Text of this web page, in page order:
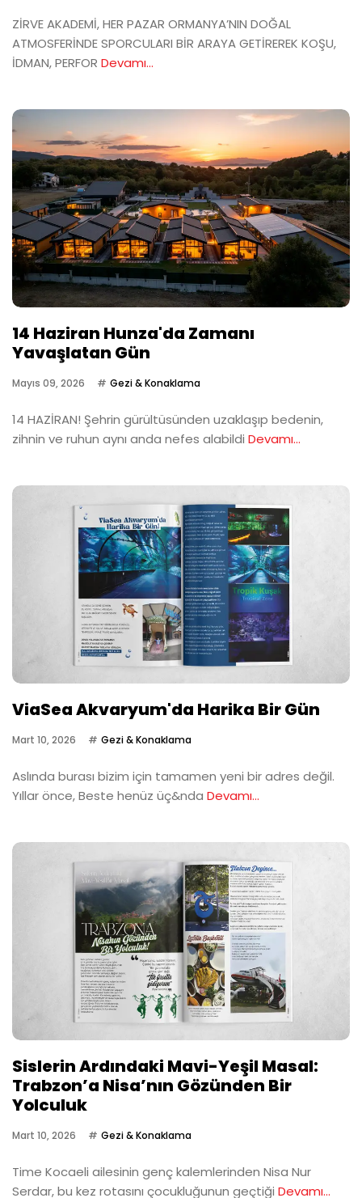
ZİRVE AKADEMİ, HER PAZAR ORMANYA’NIN DOĞAL
ATMOSFERİNDE SPORCULARI BİR ARAYA GETİREREK KOŞU,
İDMAN, PERFOR Devamı...
14 Haziran Hunza'da Zamanı
Yavaşlatan Gün
Mayıs 09, 2026 Gezi & Konaklama
14 HAZİRAN! Şehrin gürültüsünden uzaklaşıp bedenin,
zihnin ve ruhun aynı anda nefes alabildi Devamı...
ViaSea Akvaryum'da Harika Bir Gün
Mart 10, 2026 Gezi & Konaklama
Aslında burası bizim için tamamen yeni bir adres değil.
Yıllar önce, Beste henüz üç&nda Devamı...
Sislerin Ardındaki Mavi-Yeşil Masal:
Trabzon’a Nisa’nın Gözünden Bir
Yolculuk
Mart 10, 2026 Gezi & Konaklama
Time Kocaeli ailesinin genç kalemlerinden Nisa Nur
Serdar, bu kez rotasını çocukluğunun geçtiği Devamı...